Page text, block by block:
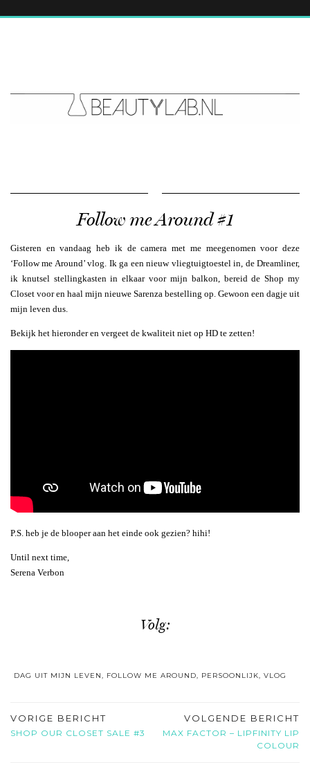
Follow me Around #1
Gisteren en vandaag heb ik de camera met me meegenomen voor deze
‘Follow me Around’ vlog. Ik ga een nieuw vliegtuigtoestel in, de Dreamliner,
ik knutsel stellingkasten in elkaar voor mijn balkon, bereid de Shop my
Closet voor en haal mijn nieuwe Sarenza bestelling op. Gewoon een dagje uit
mijn leven dus.
Bekijk het hieronder en vergeet de kwaliteit niet op HD te zetten!
P.S. heb je de blooper aan het einde ook gezien? hihi!
Until next time,
Serena Verbon
Volg:
DAG UIT MIJN LEVEN, FOLLOW ME AROUND, PERSOONLIJK, VLOG
VORIGE BERICHT
SHOP OUR CLOSET SALE #3
VOLGENDE BERICHT
MAX FACTOR – LIPFINITY LIP
COLOUR